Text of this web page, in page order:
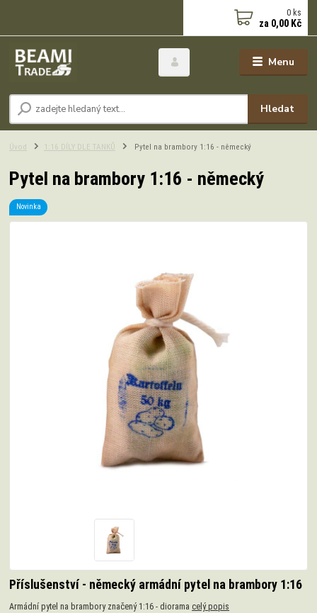
Menu
Hledat
0 ks
za 0,00 Kč
Úvod 1:16 DÍLY DLE TANKŮ Pytel na brambory 1:16 - německý
Pytel na brambory 1:16 - německý
Novinka
Příslušenství - německý armádní pytel na brambory 1:16
Armádní pytel na brambory značený 1:16 - diorama celý popis